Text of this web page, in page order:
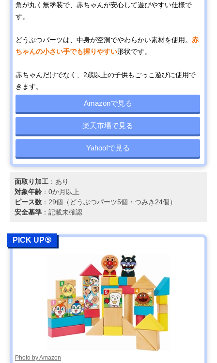
角が丸く無塗装で、赤ちゃんが安心して遊びやすい仕様で
す。
どうぶつパーツは、中身が空洞でやわらかい素材を使用。 赤
ちゃんの小さい手でも握りやすい形状です。
赤ちゃんだけでなく、2歳以上の子供もごっこ遊びに使用で
きます。
Amazonで見る
楽天市場で見る
Yahoo!で見る
面取り加工 ：あり
対象年齢 ：0か月以上
ピース数 ：29個（どうぶつパーツ5個・つみき24個）
安全基準 ：記載未確認
PICK UP⑤
Photo by Amazon